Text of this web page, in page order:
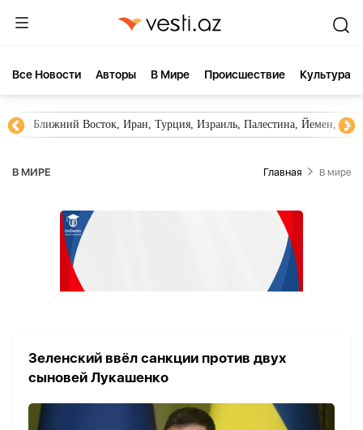
Все Новости Aвторы В Мире Происшествие Культура
Ближний Восток, Иран, Турция, Израиль, Палестина, Йемен,
В МИРЕ Главная В мире
Зеленский ввёл санкции против двух
сыновей Лукашенко